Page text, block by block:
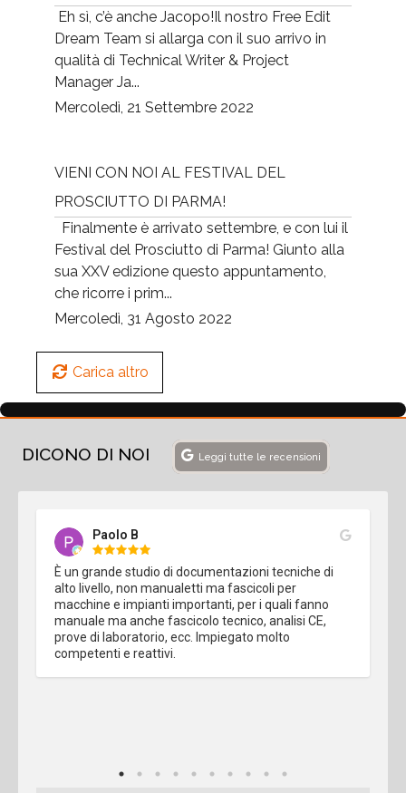
Eh sì, c’è anche Jacopo!Il nostro Free Edit
Dream Team si allarga con il suo arrivo in
qualità di Technical Writer & Project
Manager Ja...
Mercoledì, 21 Settembre 2022
VIENI CON NOI AL FESTIVAL DEL
PROSCIUTTO DI PARMA!
Finalmente è arrivato settembre, e con lui il
Festival del Prosciutto di Parma! Giunto alla
sua XXV edizione questo appuntamento,
che ricorre i prim...
Mercoledì, 31 Agosto 2022
Carica altro
DICONO DI NOI Leggi tutte le recensioni
Paolo B
È un grande studio di documentazioni tecniche di
alto livello, non manualetti ma fascicoli per
macchine e impianti importanti, per i quali fanno
manuale ma anche fascicolo tecnico, analisi CE,
prove di laboratorio, ecc. Impiegato molto
competenti e reattivi.